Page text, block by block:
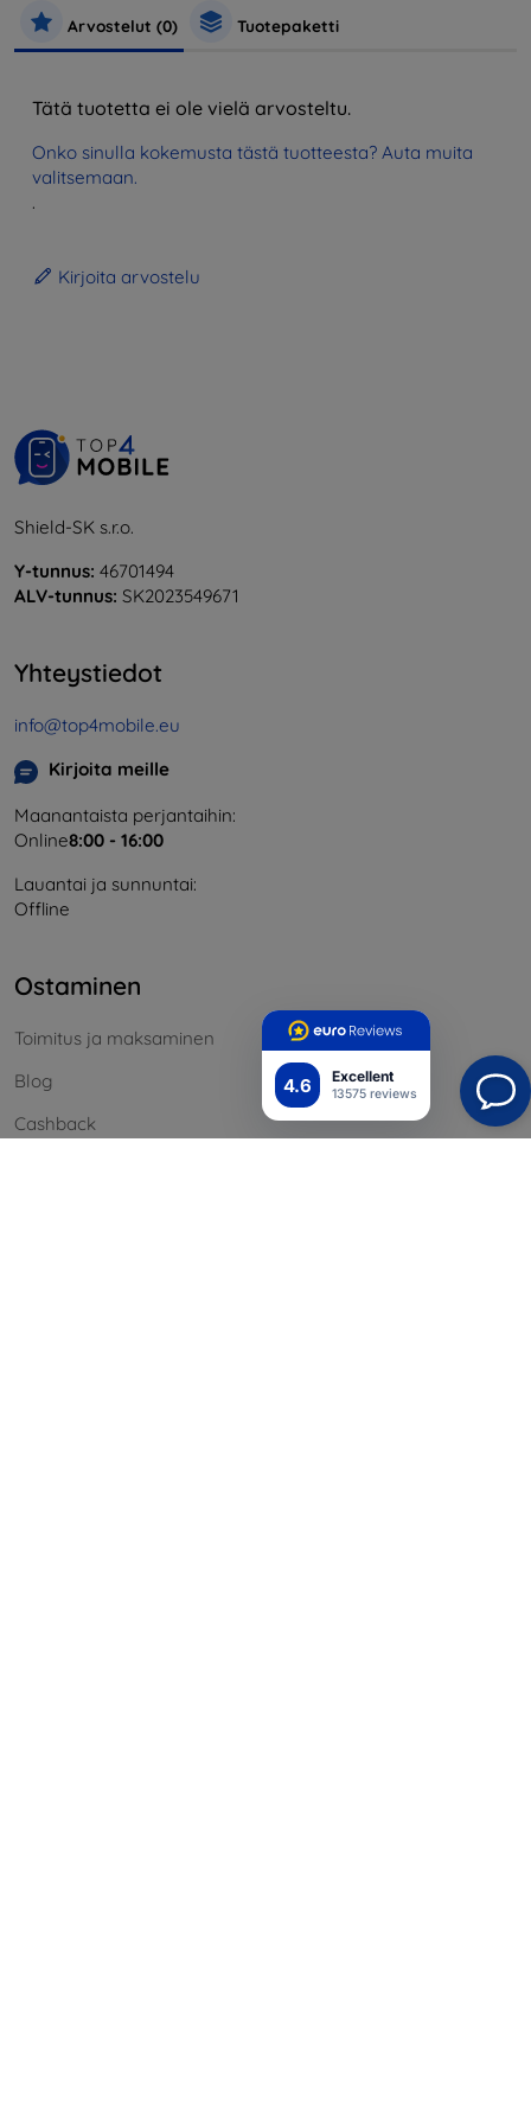
4.6 Excellent
13575 reviews
Arvostelut (0) Tuotepaketti
Tätä tuotetta ei ole vielä arvosteltu.
Onko sinulla kokemusta tästä tuotteesta? Auta muita
valitsemaan.
.
Kirjoita arvostelu
Shield-SK s.r.o.
Y-tunnus: 46701494
ALV-tunnus: SK2023549671
Yhteystiedot
info@top4mobile.eu
Kirjoita meille
Maanantaista perjantaihin:
Online8:00 - 16:00
Lauantai ja sunnuntai:
Offline
Ostaminen
Toimitus ja maksaminen
Blog
Cashback